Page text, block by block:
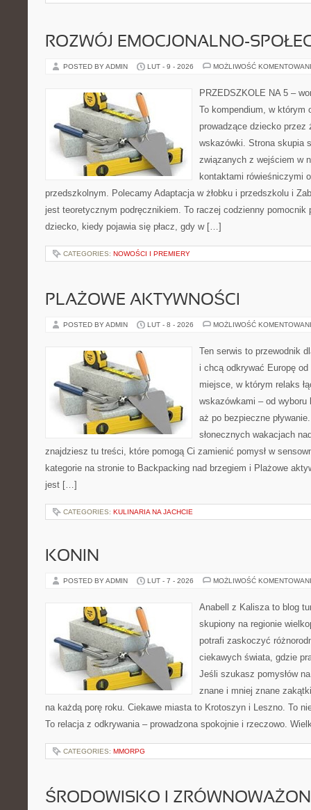
ROZWÓJ EMOCJONALNO-
POSTED BY ADMIN LUT - 9 - 2026 MOŻLIWOŚĆ
PRZEDSZKOLE NA 5 –
To kompendium, w którym
prowadzące dziecko przez
wskazówki. Strona skupia
związanych z wejściem w
kontaktami rówieśniczymi
przedszkolnym. Polecamy Adaptacja w żłobku i przedszkolu i
jest teoretycznym podręcznikiem. To raczej codzienny pomocnik
dziecko, kiedy pojawia się płacz, gdy w […]
CATEGORIES: NOWOŚCI I PREMIERY
PLAŻOWE AKTYWNOŚCI
POSTED BY ADMIN LUT - 8 - 2026 MOŻLIWOŚĆ
Ten serwis to przewodnik
i chcą odkrywać Europę
miejsce, w którym relaks
wskazówkami – od wyboru
aż po bezpieczne
słonecznych wakacjach
znajdziesz tu treści, które pomogą Ci zamienić pomysł w
kategorie na stronie to Backpacking nad brzegiem i Plażowe
jest […]
CATEGORIES: KULINARIA NA JACHCIE
KONIN
POSTED BY ADMIN LUT - 7 - 2026 MOŻLIWOŚĆ
Anabell z Kalisza to blog
skupiony na regionie
potrafi zaskoczyć
ciekawych świata, gdzie
Jeśli szukasz pomysłów
znane i mniej znane
na każdą porę roku. Ciekawe miasta to Krotoszyn i Leszno. To
To relacja z odkrywania – prowadzona spokojnie i rzeczowo.
CATEGORIES: MMORPG
ŚRODOWISKO I